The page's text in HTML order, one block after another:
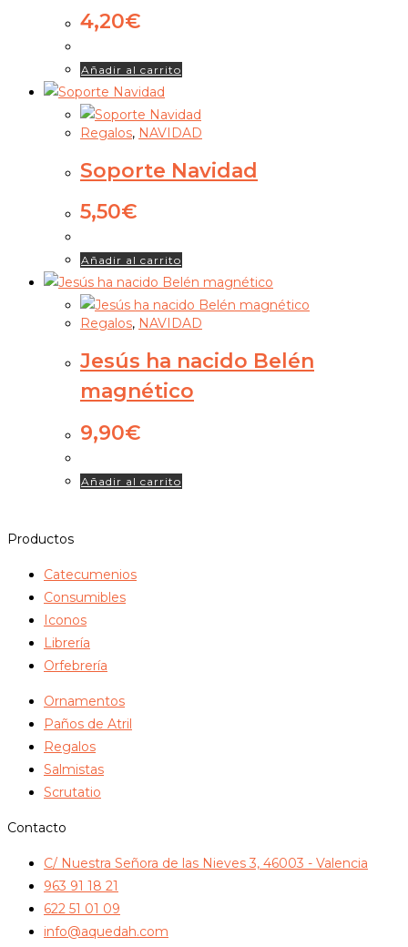
4,20€
Añadir al carrito
Regalos, NAVIDAD
Soporte Navidad
5,50€
Añadir al carrito
Regalos, NAVIDAD
Jesús ha nacido Belén
magnético
9,90€
Añadir al carrito
Productos
Catecumenios
Consumibles
Iconos
Librería
Orfebrería
Ornamentos
Paños de Atril
Regalos
Salmistas
Scrutatio
Contacto
C/ Nuestra Señora de las Nieves 3, 46003 - Valencia
963 91 18 21
622 51 01 09
info@aquedah.com